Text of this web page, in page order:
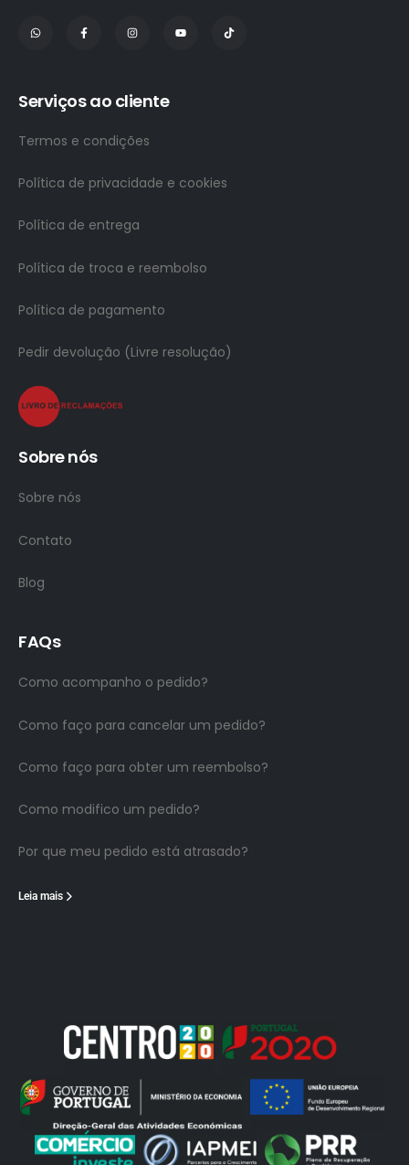
Serviços ao cliente
Termos e condições
Política de privacidade e cookies
Política de entrega
Política de troca e reembolso
Política de pagamento
Pedir devolução (Livre resolução)
Sobre nós
Sobre nós
Contato
Blog
FAQs
Como acompanho o pedido?
Como faço para cancelar um pedido?
Como faço para obter um reembolso?
Como modifico um pedido?
Por que meu pedido está atrasado?
Leia mais